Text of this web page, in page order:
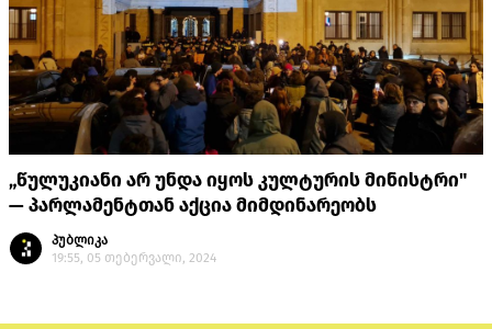
„წულუკიანი არ უნდა იყოს კულტურის მინისტრი"
— პარლამენტთან აქცია მიმდინარეობს
პუბლიკა
19:55, 05 თებერვალი, 2024